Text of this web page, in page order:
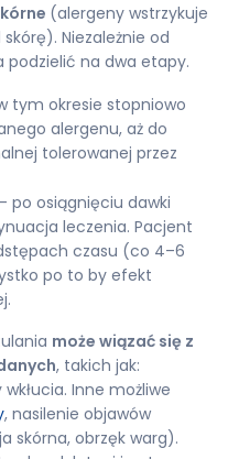
(alergeny wstrzykuje
Niezależnie od
na dwa etapy.
tym okresie stopniowo
alergenu, aż do
tolerowanej przez
– po osiągnięciu dawki
leczenia. Pacjent
czasu (co 4–6
po to by efekt
może wiązać się z
, takich jak:
Inne możliwe
, nasilenie objawów
skórna, obrzęk warg).